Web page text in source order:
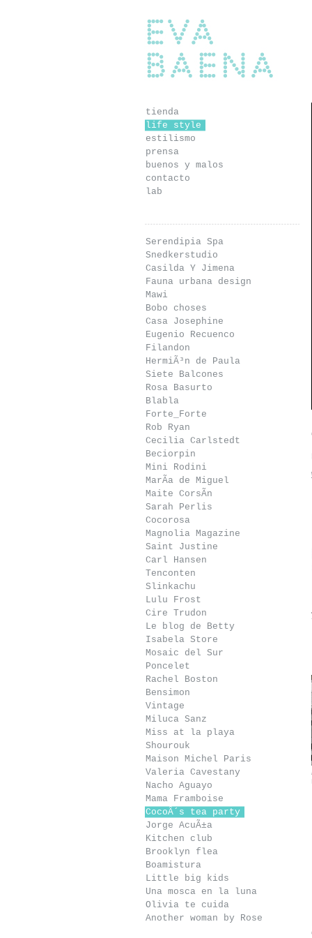
Eva Baena
tienda
life style
estilismo
prensa
buenos y malos
contacto
lab
Serendipia Spa
Snedkerstudio
Casilda Y Jimena
Fauna urbana design
Mawi
Bobo choses
Casa Josephine
Eugenio Recuenco
Filandon
HermiÃ³n de Paula
Siete Balcones
Rosa Basurto
Blabla
Forte_Forte
Rob Ryan
Cecilia Carlstedt
Beciorpin
Mini Rodini
MarÃ­a de Miguel
Maite CorsÃ­n
Sarah Perlis
Cocorosa
Magnolia Magazine
Saint Justine
Carl Hansen
Tenconten
Slinkachu
Lulu Frost
Cire Trudon
Le blog de Betty
Isabela Store
Mosaic del Sur
Poncelet
Rachel Boston
Bensimon
Vintage
Miluca Sanz
Miss at la playa
Shourouk
Maison Michel Paris
Valeria Cavestany
Nacho Aguayo
Mama Framboise
CocoÂ´s tea party
Jorge AcuÃ±a
Kitchen club
Brooklyn flea
Boamistura
Little big kids
Una mosca en la luna
Olivia te cuida
Another woman by Rose
Snedkerstudio
Eugenio Recuenco